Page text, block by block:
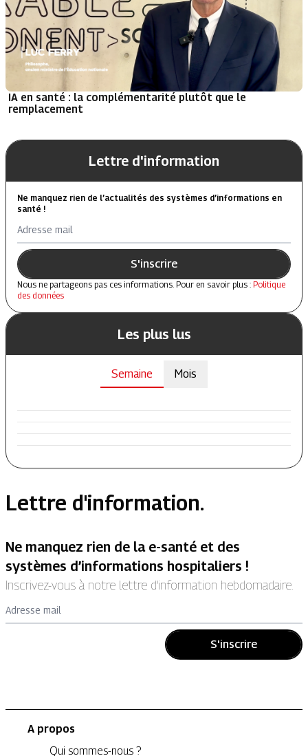
IA en santé : la complémentarité plutôt que le
remplacement
Lettre d'information
Ne manquez rien de l’actualités des systèmes d’informations en
santé !
Adresse mail
S'inscrire
Nous ne partageons pas ces informations. Pour en savoir plus : Politique
des données
Les plus lus
Semaine Mois
Lettre d'information.
Ne manquez rien de la e-santé et des
systèmes d’informations hospitaliers !
Inscrivez-vous à notre lettre d’information hebdomadaire.
Adresse mail
S'inscrire
A propos
Qui sommes-nous ?